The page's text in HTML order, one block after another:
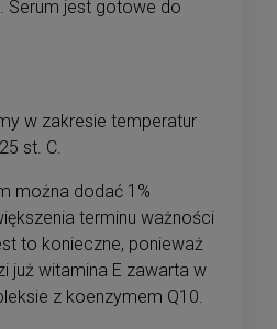
Serum jest gotowe do
w zakresie temperatur
st. C.
można dodać 1%
terminu ważności
to konieczne, ponieważ
już witamina E zawarta w
z koenzymem Q10.